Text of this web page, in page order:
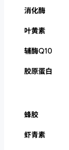
消化酶
叶黄素
辅酶Q10
胶原蛋白
蜂胶
虾青素